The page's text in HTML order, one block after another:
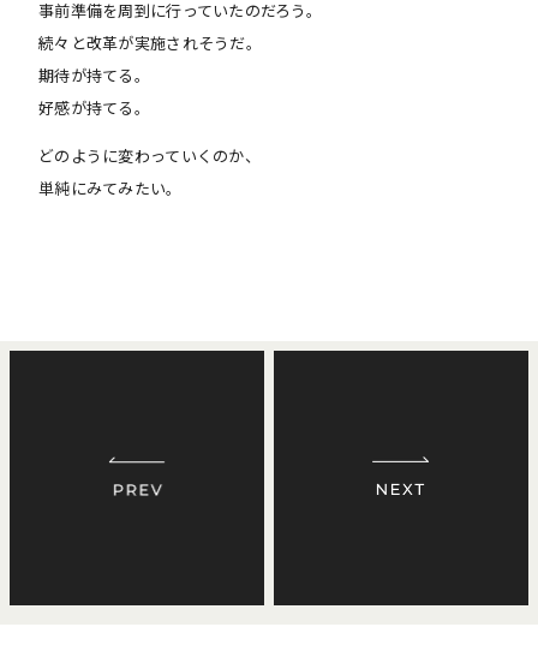
事前準備を周到に行っていたのだろう。
続々と改革が実施されそうだ。
期待が持てる。
好感が持てる。
どのように変わっていくのか、
単純にみてみたい。